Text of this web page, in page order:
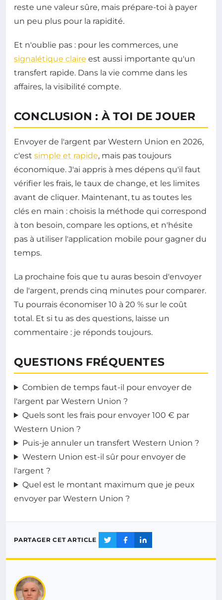
reste une valeur sûre, mais prépare-toi à payer
un peu plus pour la rapidité.
Et n'oublie pas : pour les commerces, une
signalétique claire est aussi importante qu'un
transfert rapide. Dans la vie comme dans les
affaires, la visibilité compte.
CONCLUSION : À TOI DE JOUER
Envoyer de l'argent par Western Union en 2026,
c'est simple et rapide, mais pas toujours
économique. J'ai appris à mes dépens qu'il faut
vérifier les frais, le taux de change, et les limites
avant de cliquer. Maintenant, tu as toutes les
clés en main : choisis la méthode qui correspond
à ton besoin, compare les options, et n'hésite
pas à utiliser l'application mobile pour gagner du
temps.
La prochaine fois que tu auras besoin d'envoyer
de l'argent, prends cinq minutes pour comparer.
Tu pourrais économiser 10 à 20 % sur le coût
total. Et si tu as des questions, laisse un
commentaire : je réponds toujours.
QUESTIONS FRÉQUENTES
Combien de temps faut-il pour envoyer de
l'argent par Western Union ?
Quels sont les frais pour envoyer 100 € par
Western Union ?
Puis-je annuler un transfert Western Union ?
Western Union est-il sûr pour envoyer de
l'argent ?
Quel est le montant maximum que je peux
envoyer par Western Union ?
PARTAGER CET ARTICLE